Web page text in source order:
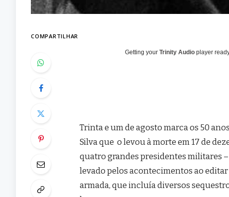
COMPARTILHAR
Getting yourTrinity Audio player
Trinta e um de agosto marca os 50
Silva que o levou à morte em 17 de
quatro grandes presidentes militares
levado pelos acontecimentos ao
armada, que incluía diversos